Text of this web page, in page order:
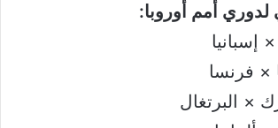
لدوري أمم أوروبا:
إسبانيا
× فرنسا
× البرتغال